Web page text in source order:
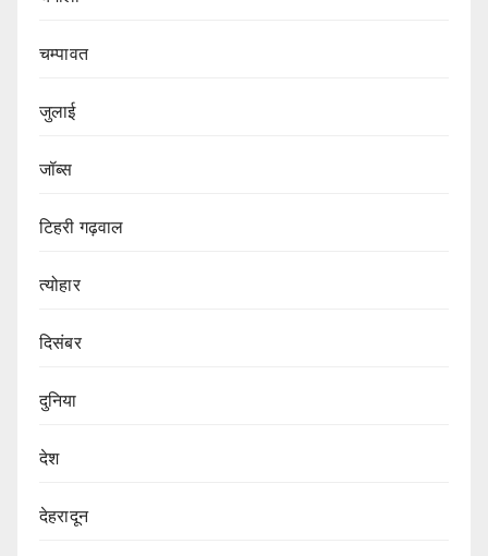
चम्पावत
जुलाई
जॉब्स
टिहरी गढ़वाल
त्योहार
दिसंबर
दुनिया
देश
देहरादून